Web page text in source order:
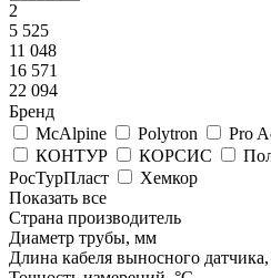
2
5 525
11 048
16 571
22 094
Бренд
McAlpine
Polytron Pro
КОНТУР
КОРСИС
РосТурПласт
Хемкор
Показать все
Страна производитель
Диаметр трубы, мм
Длина кабеля выносного